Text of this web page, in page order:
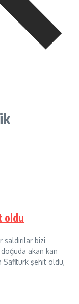
oldu
bizi
doğuda akan kan
Safitürk şehit oldu,